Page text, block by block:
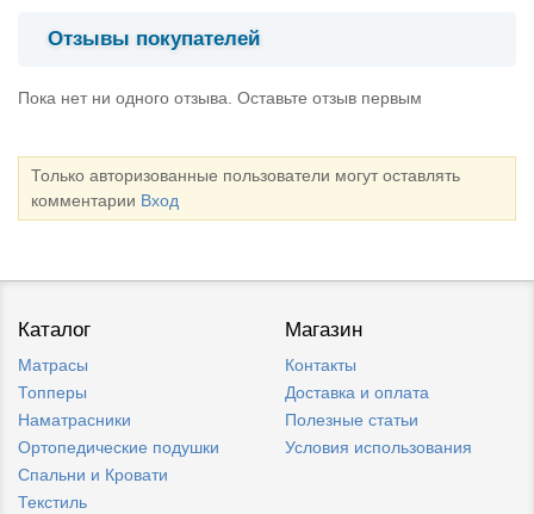
Отзывы покупателей
Пока нет ни одного отзыва. Оставьте отзыв первым
Только авторизованные пользователи могут оставлять
комментарии Вход
Каталог
Матрасы
Топперы
Наматрасники
Ортопедические подушки
Спальни и Кровати
Текстиль
Магазин
Контакты
Доставка и оплата
Полезные статьи
Условия использования